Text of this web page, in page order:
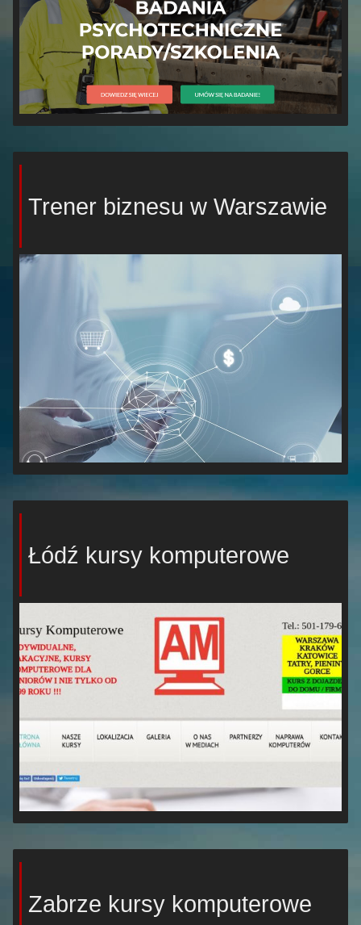
Trener biznesu w Warszawie
Łódź kursy komputerowe
Zabrze kursy komputerowe